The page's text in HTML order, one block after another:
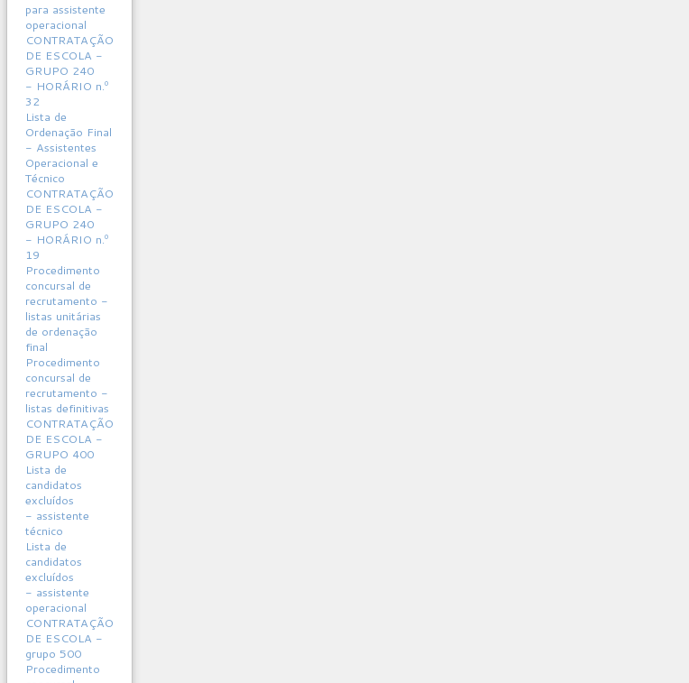
para assistente
operacional
CONTRATAÇÃO
DE ESCOLA -
GRUPO 240
- HORÁRIO n.º
32
Lista de
Ordenação Final
- Assistentes
Operacional e
Técnico
CONTRATAÇÃO
DE ESCOLA -
GRUPO 240
- HORÁRIO n.º
19
Procedimento
concursal de
recrutamento -
listas unitárias
de ordenação
final
Procedimento
concursal de
recrutamento -
listas definitivas
CONTRATAÇÃO
DE ESCOLA -
GRUPO 400
Lista de
candidatos
excluídos
- assistente
técnico
Lista de
candidatos
excluídos
- assistente
operacional
CONTRATAÇÃO
DE ESCOLA -
grupo 500
Procedimento